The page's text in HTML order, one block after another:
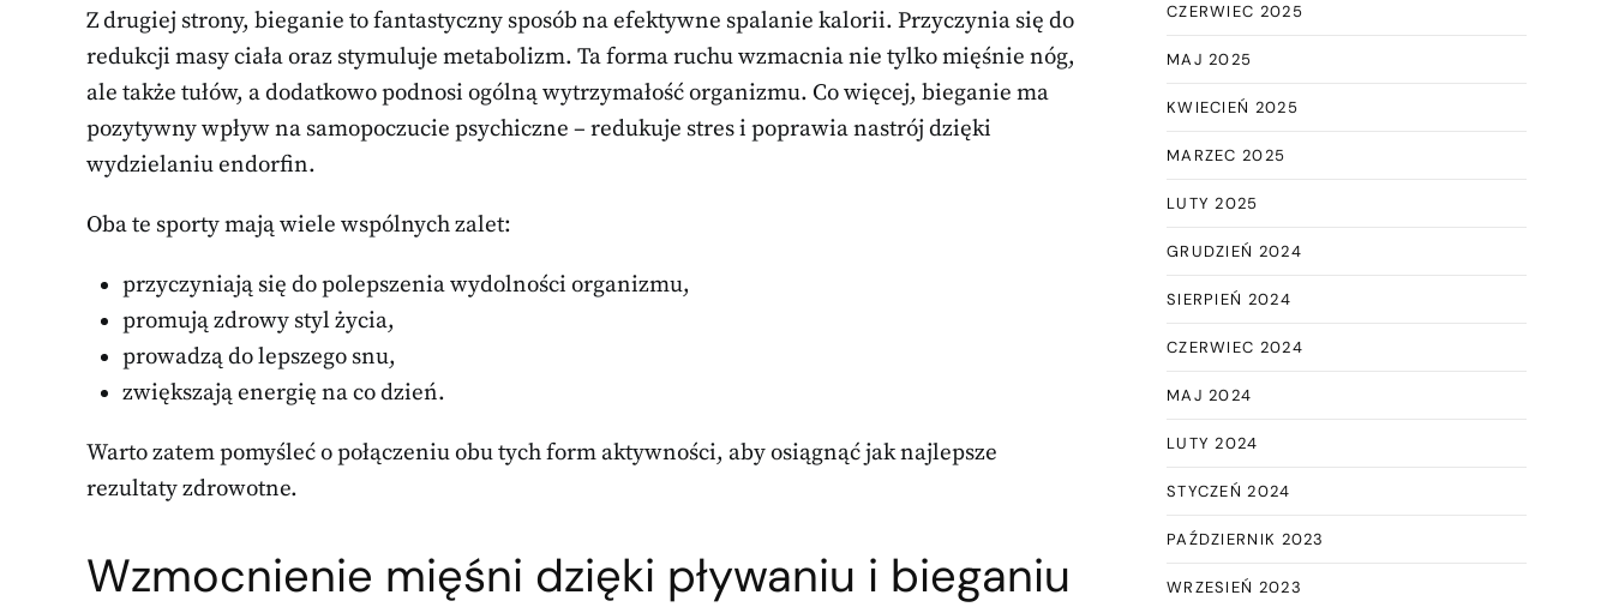
Z drugiej strony, bieganie to fantastyczny sposób na efektywne spalanie kalorii. Przyczynia się do
redukcji masy ciała oraz stymuluje metabolizm. Ta forma ruchu wzmacnia nie tylko mięśnie nóg,
ale także tułów, a dodatkowo podnosi ogólną wytrzymałość organizmu. Co więcej, bieganie ma
pozytywny wpływ na samopoczucie psychiczne – redukuje stres i poprawia nastrój dzięki
wydzielaniu endorfin.
Oba te sporty mają wiele wspólnych zalet:
przyczyniają się do polepszenia wydolności organizmu,
promują zdrowy styl życia,
prowadzą do lepszego snu,
zwiększają energię na co dzień.
Warto zatem pomyśleć o połączeniu obu tych form aktywności, aby osiągnąć jak najlepsze
rezultaty zdrowotne.
Wzmocnienie mięśni dzięki pływaniu i bieganiu
CZERWIEC 2025
MAJ 2025
KWIECIEŃ 2025
MARZEC 2025
LUTY 2025
GRUDZIEŃ 2024
SIERPIEŃ 2024
CZERWIEC 2024
MAJ 2024
LUTY 2024
STYCZEŃ 2024
PAŹDZIERNIK 2023
WRZESIEŃ 2023